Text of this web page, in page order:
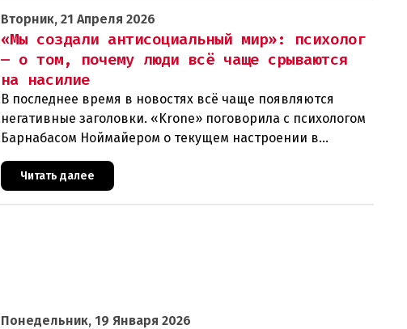
Вторник, 21 Апреля 2026
«Мы создали антисоциальный мир»: психолог
— о том, почему люди всё чаще срываются
на насилие
В последнее время в новостях всё чаще появляются
негативные заголовки. «Krone» поговорила с психологом
Барнабасом Ноймайером о текущем настроении в
Австрии и спросила, как множественные кризисы влияют
Читать далее
Понедельник, 19 Января 2026